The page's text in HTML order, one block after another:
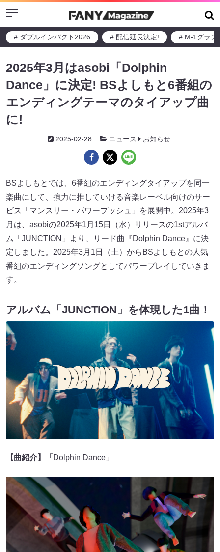
Menu
# ダブルインパクト2026 # 配信延長決定! # M-1グラン
2025年3月はasobi「Dolphin
Dance」に決定! BSよしもと6番組の
エンディングテーマのタイアップ曲
に!
2025-02-28 ニュース お知らせ
BSよしもとでは、6番組のエンディングタイアップを同一
楽曲にして、強力に推していける音楽レーベル向けのサー
ビス「マンスリー・パワープッシュ」を展開中。2025年3
月は、asobiの2025年1月15日（水）リリースの1stアルバ
ム「JUNCTION」より、リード曲『Dolphin Dance』に決
定しました。2025年3月1日（土）からBSよしもとの人気
番組のエンディングソングとしてパワープレイしていきま
す。
アルバム「JUNCTION」を体現した1曲！
【曲紹介】「 Dolphin Dance」